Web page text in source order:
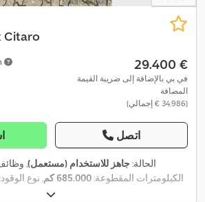
Citaro
‏29.400 €
في بي بالإضافة إلى ضريبة القيمة
المضافة
(‏34.986 € إجمالي)
اتصل
الحالة:جاهز للاستخدام (مستعمل),
الكيلومترات المقطوعة:685.000 كم , نوع الوقود:
, نوع التروس:تلقائي